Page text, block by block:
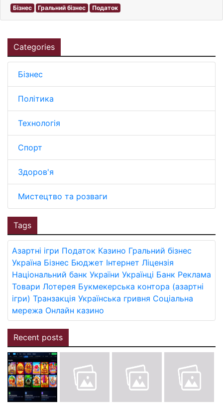
Бізнес Гральний бізнес Податок
Categories
Бізнес
Політика
Технологія
Спорт
Здоров'я
Мистецтво та розваги
Tags
Азартні ігри Податок Казино Гральний бізнес
Україна Бізнес Бюджет Інтернет Ліцензія
Національний банк України Українці Банк Реклама
Товари Лотерея Букмекерська контора (азартні
ігри) Транзакція Українська гривня Соціальна
мережа Онлайн казино
Recent posts